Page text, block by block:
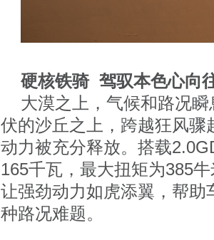
硬核铁骑 驾驭本色心向
大漠之上，气候和路况
伏的沙丘之上，跨越狂风
动力被充分释放。搭载
165千瓦，最大扭矩为385
让强劲动力如虎添翼，帮
种路况难题。